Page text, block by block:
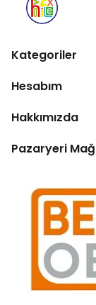
Kategoriler
Hesabım
Hakkımızda
Pazaryeri